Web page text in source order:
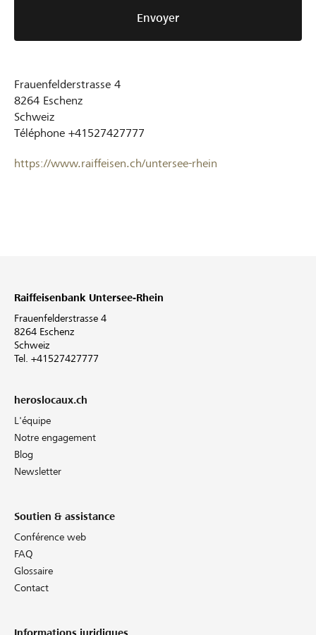
Envoyer
Frauenfelderstrasse 4
8264 Eschenz
Schweiz
Téléphone +41527427777
https://www.raiffeisen.ch/untersee-rhein
Raiffeisenbank Untersee-Rhein
Frauenfelderstrasse 4
8264 Eschenz
Schweiz
Tel. +41527427777
heroslocaux.ch
L'équipe
Notre engagement
Blog
Newsletter
Soutien & assistance
Conférence web
FAQ
Glossaire
Contact
Informations juridiques